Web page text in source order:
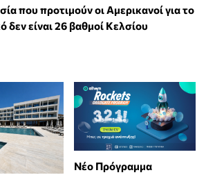
που προτιμούν οι Αμερικανοί για το
δεν είναι 26 βαθμοί Κελσίου
Νέο Πρόγραμμα